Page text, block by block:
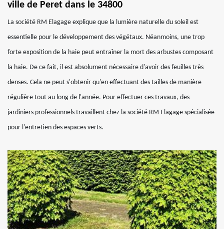
ville de Peret dans le 34800
La société RM Elagage explique que la lumière naturelle du soleil est
essentielle pour le développement des végétaux. Néanmoins, une trop
forte exposition de la haie peut entraîner la mort des arbustes composant
la haie. De ce fait, il est absolument nécessaire d'avoir des feuilles très
denses. Cela ne peut s'obtenir qu'en effectuant des tailles de manière
régulière tout au long de l'année. Pour effectuer ces travaux, des
jardiniers professionnels travaillent chez la société RM Elagage spécialisée
pour l'entretien des espaces verts.